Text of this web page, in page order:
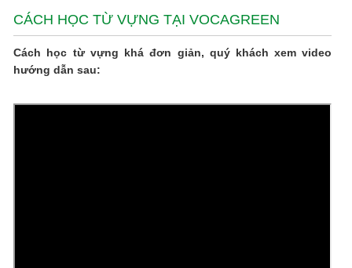
CÁCH HỌC TỪ VỰNG TẠI VOCAGREEN
Cách học từ vựng khá đơn giản, quý khách xem video
hướng dẫn sau: